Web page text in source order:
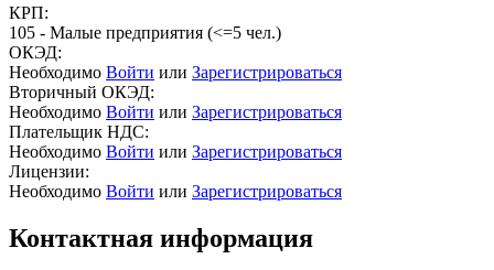
КРП:
105 - Малые предприятия (<=5 чел.)
ОКЭД:
Необходимо Войти или Зарегистрироваться
Вторичный ОКЭД:
Необходимо Войти или Зарегистрироваться
Плательщик НДС:
Необходимо Войти или Зарегистрироваться
Лицензии:
Необходимо Войти или Зарегистрироваться
Контактная информация